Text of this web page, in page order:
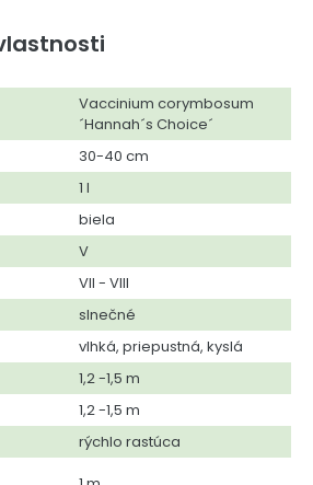
Vaccinium corymbosum
´Hannah´s Choice´
30-40 cm
1 l
biela
V
VII - VIII
slnečné
vlhká, priepustná, kyslá
1,2 -1,5 m
1,2 -1,5 m
rýchlo rastúca